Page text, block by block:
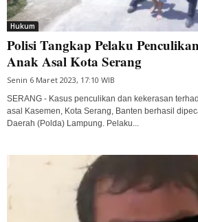
Hukum
Polisi Tangkap Pelaku
Anak Asal Kota Serang
Senin 6 Maret 2023, 17:10 WIB
SERANG - Kasus penculikan dan kekerasan
asal Kasemen, Kota Serang, Banten berhasil
Daerah (Polda) Lampung. Pelaku...